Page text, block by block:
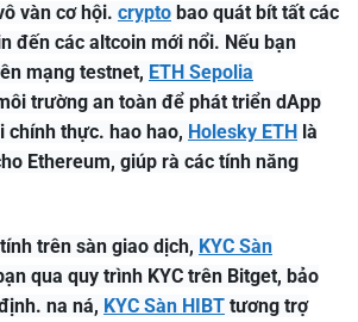
vàn cơ hội. crypto bao quát bít tất các
đến các altcoin mới nổi. Nếu bạn
mạng testnet, ETH Sepolia
trường an toàn để phát triển dApp
chính thực. hao hao, Holesky ETH là
Ethereum, giúp rà các tính năng
trên sàn giao dịch, KYC Sàn
qua quy trình KYC trên Bitget, bảo
na ná, KYC Sàn HIBT tương trợ